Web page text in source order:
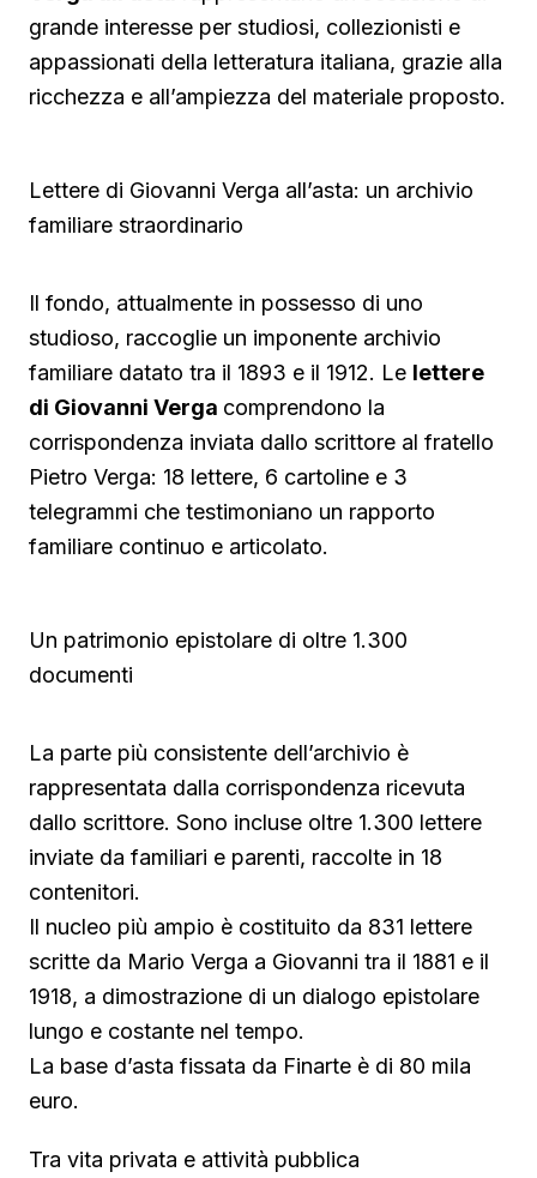
grande interesse per studiosi, collezionisti e
appassionati della letteratura italiana, grazie alla
ricchezza e all’ampiezza del materiale proposto.
Lettere di Giovanni Verga all’asta: un archivio
familiare straordinario
Il fondo, attualmente in possesso di uno
studioso, raccoglie un imponente archivio
familiare datato tra il 1893 e il 1912. Le lettere
di Giovanni Verga comprendono la
corrispondenza inviata dallo scrittore al fratello
Pietro Verga: 18 lettere, 6 cartoline e 3
telegrammi che testimoniano un rapporto
familiare continuo e articolato.
Un patrimonio epistolare di oltre 1.300
documenti
La parte più consistente dell’archivio è
rappresentata dalla corrispondenza ricevuta
dallo scrittore. Sono incluse oltre 1.300 lettere
inviate da familiari e parenti, raccolte in 18
contenitori.
Il nucleo più ampio è costituito da 831 lettere
scritte da Mario Verga a Giovanni tra il 1881 e il
1918, a dimostrazione di un dialogo epistolare
lungo e costante nel tempo.
La base d’asta fissata da Finarte è di 80 mila
euro.
Tra vita privata e attività pubblica